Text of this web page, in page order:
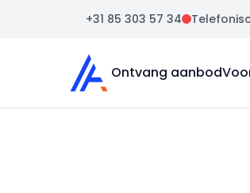
+31 85 303 57 34
Auto Atlas
Ontvang aanbod